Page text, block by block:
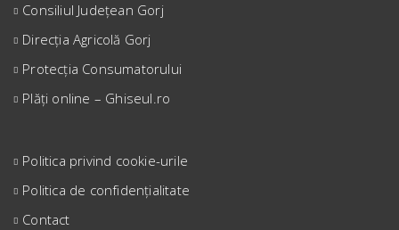
Consiliul Județean Gorj
Direcția Agricolă Gorj
Protecția Consumatorului
Plăți online – Ghiseul.ro
Politica privind cookie-urile
Politica de confidențialitate
Contact